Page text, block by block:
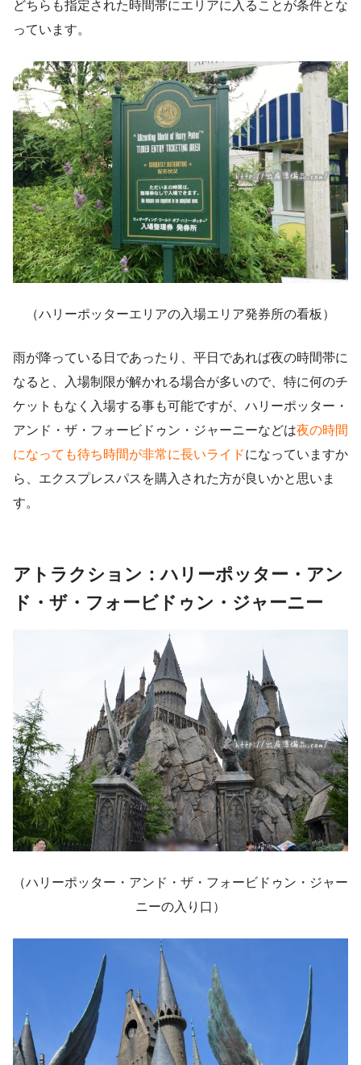
どちらも指定された時間帯にエリアに入ることが条件とな
っています。
（ハリーポッターエリアの入場エリア発券所の看板）
雨が降っている日であったり、平日であれば夜の時間帯に
なると、入場制限が解かれる場合が多いので、特に何のチ
ケットもなく入場する事も可能ですが、 ハリーポッター・
アンド・ザ・フォービドゥン・ジャーニーなどは夜の時間
になっても待ち時間が非常に長いライドになっていますか
ら、エクスプレスパスを購入された方が良いかと思いま
す。
アトラクション：ハリーポッター・アン
ド・ザ・フォービドゥン・ジャーニー
（ハリーポッター・アンド・ザ・フォービドゥン・ジャー
ニーの入り口）